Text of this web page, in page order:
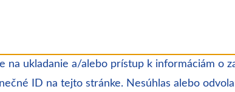
ukladanie a/alebo prístup k informáciám o
ID na tejto stránke. Nesúhlas alebo